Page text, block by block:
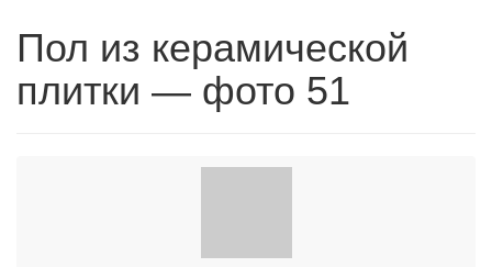
Пол из керамической
плитки — фото 51